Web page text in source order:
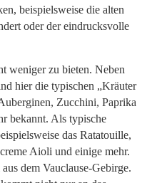
beispielsweise die alten
oder der eindrucksvolle
weniger zu bieten. Neben
hier die typischen „Kräuter
Zucchini, Paprika
bekannt. Als typische
das Ratatouille,
Aioli und einige mehr.
dem Vauclause-Gebirge.